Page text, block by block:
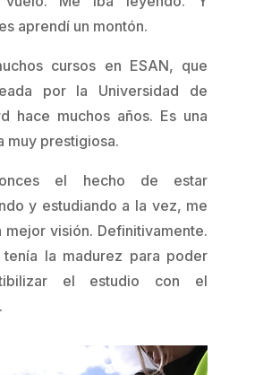
aprendí un montón.
cursos en ESAN, que
por la Universidad de
hace muchos años. Es una
muy prestigiosa.
el hecho de estar
y estudiando a la vez, me
mejor visión. Definitivamente.
tenía la madurez para poder
el estudio con el